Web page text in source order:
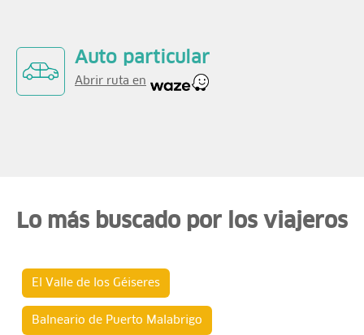
Auto particular
Abrir ruta en
Lo más buscado por los viajeros
El Valle de los Géiseres
Balneario de Puerto Malabrigo